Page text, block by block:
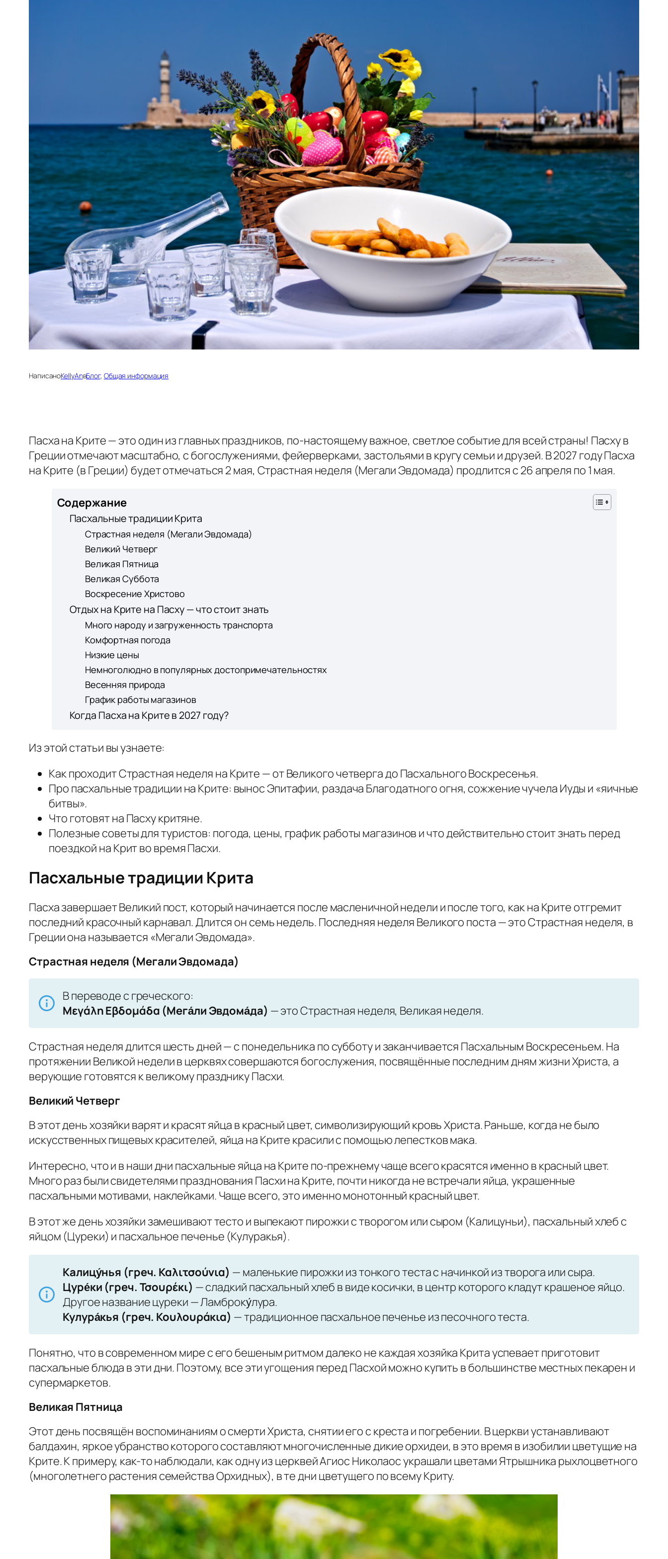
НаписаноKellyAnвБлог, Общая информация
Пасха на Крите — это один из главных праздников, по-настоящему важное, светлое событие для всей страны! Пасху в
Греции отмечают масштабно, с богослужениями, фейерверками, застольями в кругу семьи и друзей. В 2027 году Пасха
на Крите (в Греции) будет отмечаться 2 мая, Страстная неделя (Мегали Эвдомада) продлится с 26 апреля по 1 мая.
Содержание
Пасхальные традиции Крита
Страстная неделя (Мегали Эвдомада)
Великий Четверг
Великая Пятница
Великая Суббота
Воскресение Христово
Отдых на Крите на Пасху — что стоит знать
Много народу и загруженность транспорта
Комфортная погода
Низкие цены
Немноголюдно в популярных достопримечательностях
Весенняя природа
График работы магазинов
Когда Пасха на Крите в 2027 году?
Из этой статьи вы узнаете:
Как проходит Страстная неделя на Крите — от Великого четверга до Пасхального Воскресенья.
Про пасхальные традиции на Крите: вынос Эпитафии, раздача Благодатного огня, сожжение чучела Иуды и «яичные
битвы».
Что готовят на Пасху критяне.
Полезные советы для туристов: погода, цены, график работы магазинов и что действительно стоит знать перед
поездкой на Крит во время Пасхи.
Пасхальные традиции Крита
Пасха завершает Великий пост, который начинается после масленичной недели и после того, как на Крите отгремит
последний красочный карнавал. Длится он семь недель. Последняя неделя Великого поста — это Страстная неделя, в
Греции она называется «Мегали Эвдомада».
Страстная неделя (Мегали Эвдомада)
В переводе с греческого:
Μεγάλη Εβδομάδα (Мега́ли Эвдома́да) — это Страстная неделя, Великая неделя.
Страстная неделя длится шесть дней — с понедельника по субботу и заканчивается Пасхальным Воскресеньем. На
протяжении Великой недели в церквях совершаются богослужения, посвящённые последним дням жизни Христа, а
верующие готовятся к великому празднику Пасхи.
Великий Четверг
В этот день хозяйки варят и красят яйца в красный цвет, символизирующий кровь Христа. Раньше, когда не было
искусственных пищевых красителей, яйца на Крите красили с помощью лепестков мака.
Интересно, что и в наши дни пасхальные яйца на Крите по-прежнему чаще всего красятся именно в красный цвет.
Много раз были свидетелями празднования Пасхи на Крите, почти никогда не встречали яйца, украшенные
пасхальными мотивами, наклейками. Чаще всего, это именно монотонный красный цвет.
В этот же день хозяйки замешивают тесто и выпекают пирожки с творогом или сыром (Калицуньи), пасхальный хлеб с
яйцом (Цуреки) и пасхальное печенье (Кулуракья).
Калицу́нья (греч. Καλιτσούνια) — маленькие пирожки из тонкого теста с начинкой из творога или сыра.
Цуре́ки (греч. Τσουρέκι) — сладкий пасхальный хлеб в виде косички, в центр которого кладут крашеное яйцо.
Другое название цуреки — Ламброку́лура.
Кулура́кья (греч. Κουλουράκια) — традиционное пасхальное печенье из песочного теста.
Понятно, что в современном мире с его бешеным ритмом далеко не каждая хозяйка Крита успевает приготовит
пасхальные блюда в эти дни. Поэтому, все эти угощения перед Пасхой можно купить в большинстве местных пекарен и
супермаркетов.
Великая Пятница
Этот день посвящён воспоминаниям о смерти Христа, снятии его с креста и погребении. В церкви устанавливают
балдахин, яркое убранство которого составляют многочисленные дикие орхидеи, в это время в изобилии цветущие на
Крите. К примеру, как-то наблюдали, как одну из церквей Агиос Николаос украшали цветами Ятрышника рыхлоцветного
(многолетнего растения семейства Орхидных), в те дни цветущего по всему Криту.